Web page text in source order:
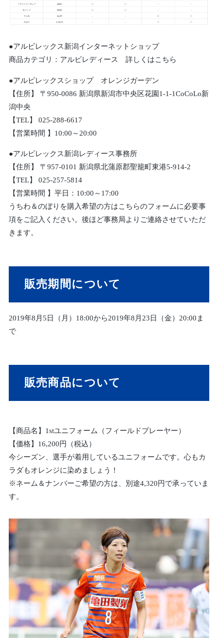
●アルビレックス新潟インターネットショップ
商品カテゴリ：アルビレディース 詳しくはこちら
●アルビレックスショップ オレンジガーデン
【住所】 〒950-0086 新潟県新潟市中央区花園1-1-1CoCoLo新
潟中央
【TEL】 025-288-6617
【営業時間 】10:00～20:00
●アルビレックス新潟レディース事務所
【住所】 〒957-0101 新潟県北蒲原郡聖籠町東港5-914-2
【TEL】 025-257-5814
【営業時間 】平日：10:00～17:00
うちわ＆のぼりを購入希望の方はこちらのフォームに必要事
項をご記入ください。後ほど事務局よりご連絡させていただ
きます。
販売期間について
2019年8月5日（月）18:00から2019年8月23日（金）20:00ま
で
販売商品について
【商品名】1stユニフォーム（フィールドプレーヤー）
【価格】16,200円（税込）
今シーズン、選手が着用しているユニフォームです。心もカ
ラダもオレンジに染めましょう！
※ネーム＆ナンバーご希望の方は、別途4,320円で承っていま
す。